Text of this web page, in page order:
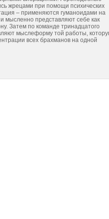
жрецами при помощи психических
– применяются гуманоидами на
мысленно представляют себе как
Затем по команде тринадцатого
мыслеформу той работы,
всех брахманов на одной